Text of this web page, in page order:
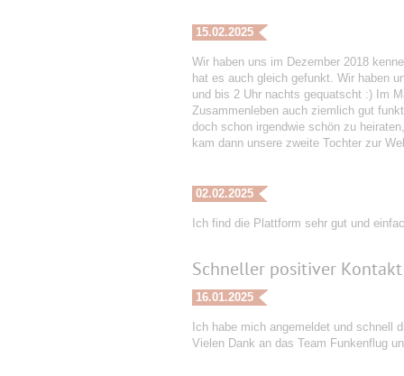
15.02.2025
Wir haben uns im Dezember 2018
hat es auch gleich gefunkt. Wir haben
und bis 2 Uhr nachts gequatscht :) Im
Zusammenleben auch ziemlich gut
doch schon irgendwie schön zu
kam dann unsere zweite Tochter zur
02.02.2025
Ich find die Plattform sehr gut und
Schneller positiver
16.01.2025
Ich habe mich angemeldet und schnell
Vielen Dank an das Team Funkenflug